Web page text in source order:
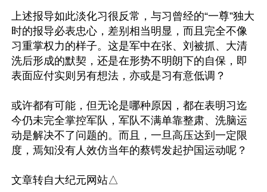
上述报导如此淡化习很反常，与习曾经的“一尊”独大
时的报导必表忠心，差别相当明显，而且完全不像
习重掌权力的样子。这是军中在张、刘被抓、大清
洗后形成的默契，还是在形势不明朗下的自保，即
表面应付实则另有想法，亦或是习有意低调？
或许都有可能，但无论是哪种原因，都在表明习迄
今仍未完全掌控军队，军队不满单靠整肃、洗脑运
动是解决不了问题的。而且，一旦高压达到一定限
度，焉知没有人效仿当年的蔡锷发起护国运动呢？